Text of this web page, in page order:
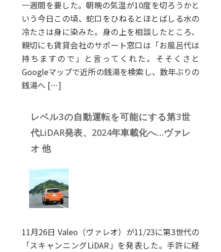
一週間を要した。朝晩の気温が10度を切ろうかと
いう今日この頃、蛇口をひねるとほとばしる水の
冷たさは身に染みた。身の上を相談したところ、
親切にも賃貸会社のサポート窓口は「お風呂代は
持ちますので」と言ってくれた。そそくさと
Googleマップで近所の銭湯を検索し、数年ぶりの
銭湯へ […]
レベル3の自動運転を可能にする第3世
代LiDAR発表、2024年車載化へ…ヴァレ
オ 他
11月26日 Valeo（ヴァレオ）が11/23に第3世代の
「スキャンニングLiDAR」を発表した。手許に経